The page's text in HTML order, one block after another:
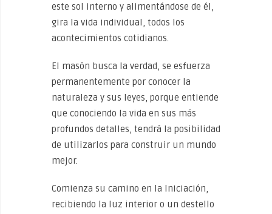
este sol interno y alimentándose de él,
gira la vida individual, todos los
acontecimientos cotidianos.
El masón busca la verdad, se esfuerza
permanentemente por conocer la
naturaleza y sus leyes, porque entiende
que conociendo la vida en sus más
profundos detalles, tendrá la posibilidad
de utilizarlos para construir un mundo
mejor.
Comienza su camino en la Iniciación,
recibiendo la luz interior o un destello